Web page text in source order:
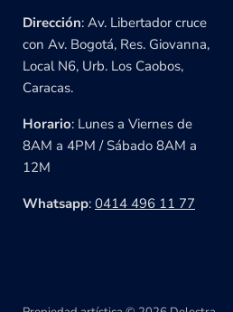
Dirección: Av. Libertador cruce
con Av. Bogotá, Res. Giovanna,
Local N6, Urb. Los Caobos,
Caracas.
Horario: Lunes a Viernes de
8AM a 4PM / Sábado 8AM a
12M
Whatsapp: 0414 496 11 77